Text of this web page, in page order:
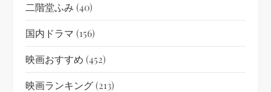
二階堂ふみ (40)
国内ドラマ (156)
映画おすすめ (452)
映画ランキング(213)